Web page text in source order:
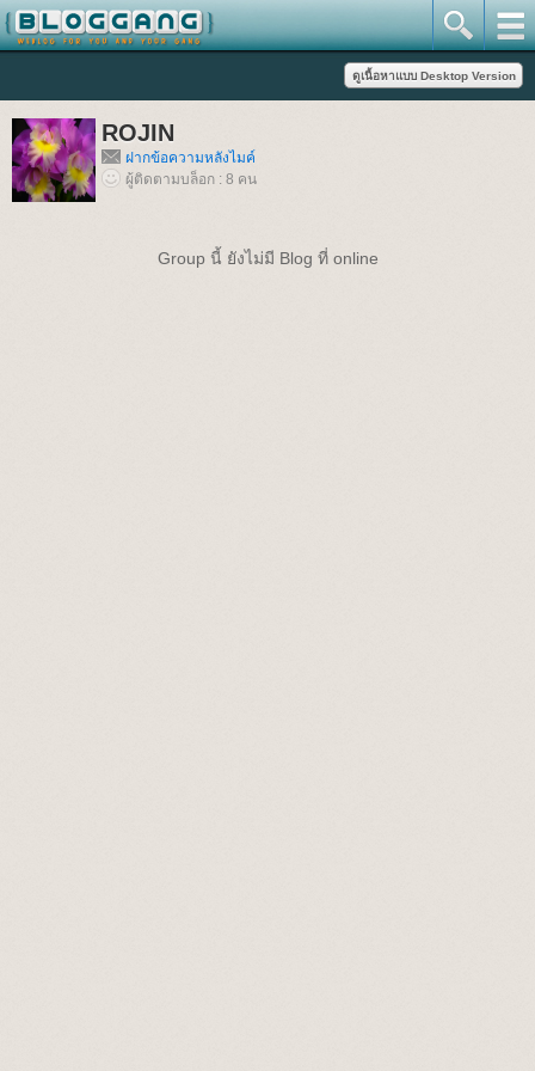
ROJIN
ฝากข้อความหลังไมค์
ผู้ติดตามบล็อก : 8 คน
Group นี้ ยังไม่มี Blog ที่ online